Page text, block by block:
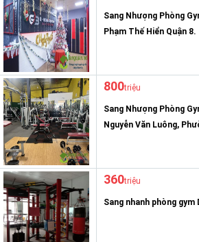
Sang Nhượng Phòng
Phạm Thế Hiển Quận 8.
800triệu
Sang Nhượng Phòng
Nguyễn Văn Luông,
360triệu
Sang nhanh phòng gym